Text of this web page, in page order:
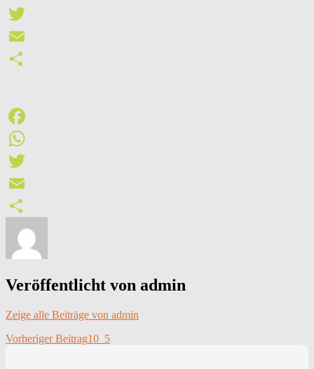
WhatsApp
Twitter
Email
Facebook
WhatsApp
Twitter
Email
Teilen
Veröffentlicht von admin
Zeige alle Beiträge von admin
Beitragsnavigation
Vorheriger Beitrag10_5